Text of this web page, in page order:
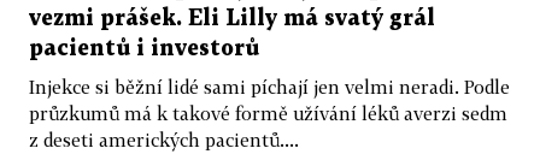
vezmi prášek. Eli Lilly má svatý grál
pacientů i investorů
Injekce si běžní lidé sami píchají jen velmi neradi. Podle
průzkumů má k takové formě užívání léků averzi sedm
z deseti amerických pacientů....